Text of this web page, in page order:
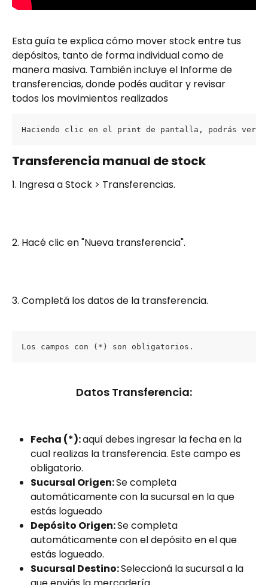
Esta guía te explica cómo mover stock entre tus
depósitos, tanto de forma individual como de
manera masiva. También incluye el Informe de
transferencias, donde podés auditar y revisar
todos los movimientos realizados
Haciendo clic en el print de pantalla, podrás ver la
Transferencia manual de stock
1. Ingresa a Stock > Transferencias.
2. Hacé clic en "Nueva transferencia".
3. Completá los datos de la transferencia.
Los campos con (*) son obligatorios.
Datos Transferencia:
Fecha (*): aquí debes ingresar la fecha en la
cual realizas la transferencia. Este campo es
obligatorio.
Sucursal Origen: Se completa
automáticamente con la sucursal en la que
estás logueado
Depósito Origen: Se completa
automáticamente con el depósito en el que
estás logueado.
Sucursal Destino: Seleccioná la sucursal a la